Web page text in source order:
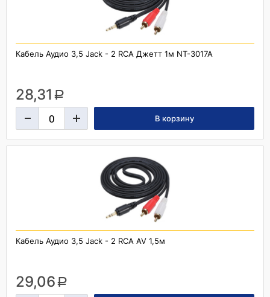
Кабель Аудио 3,5 Jack - 2 RCA Джетт 1м NT-3017A
28,31 a
Кабель Аудио 3,5 Jack - 2 RCA AV 1,5м
29,06 a